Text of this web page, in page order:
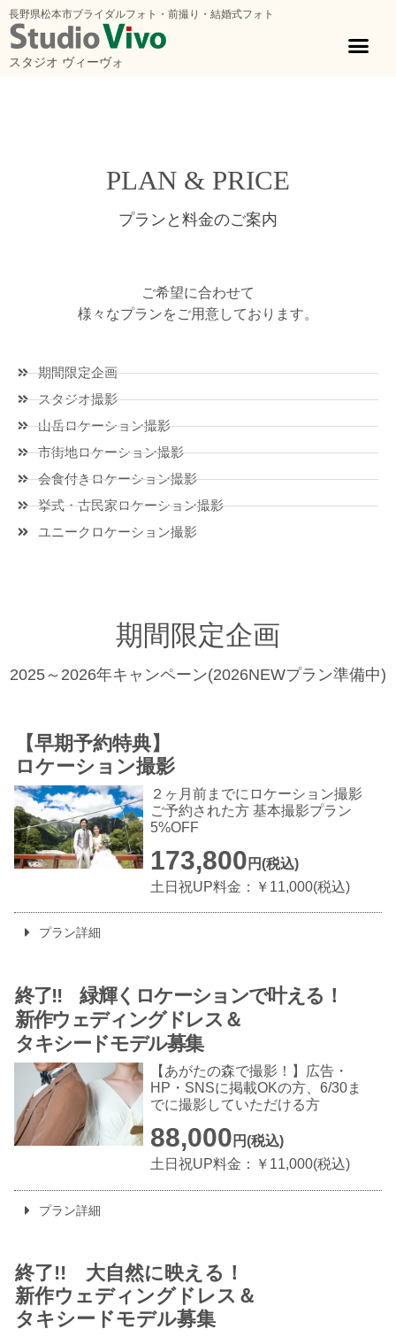
長野県松本市ブライダルフォト・前撮り・結婚式フォト
スタジオ ヴィーヴォ
PLAN & PRICE
プランと料金のご案内
ご希望に合わせて
様々なプランをご用意しております。
期間限定企画
スタジオ撮影
山岳ロケーション撮影
市街地ロケーション撮影
会食付きロケーション撮影
挙式・古民家ロケーション撮影
ユニークロケーション撮影
期間限定企画
2025～2026年キャンペーン(2026NEWプラン準備中)
【早期予約特典】
ロケーション撮影
２ヶ月前までにロケーション撮影
ご予約された方 基本撮影プラン
5%OFF
173,800 円(税込)
土日祝UP料金：￥11,000(税込)
プラン詳細
終了!! 緑輝くロケーションで叶える！
新作ウェディングドレス＆
タキシードモデル募集
【あがたの森で撮影！】広告・
HP・SNSに掲載OKの方、6/30ま
でに撮影していただける方
88,000 円(税込)
土日祝UP料金：￥11,000(税込)
プラン詳細
終了!! 大自然に映える！
新作ウェディングドレス＆
タキシードモデル募集